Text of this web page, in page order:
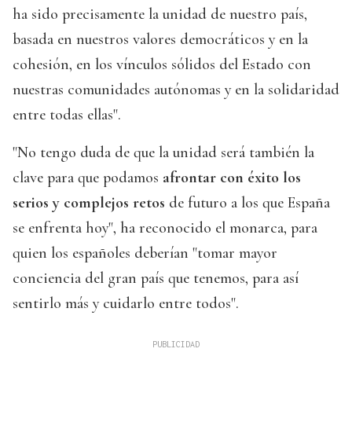
ha sido precisamente la unidad de nuestro país,
basada en nuestros valores democráticos y en la
cohesión, en los vínculos sólidos del Estado con
nuestras comunidades autónomas y en la solidaridad
entre todas ellas".
"No tengo duda de que la unidad será también la
clave para que podamos afrontar con éxito los
serios y complejos retos de futuro a los que España
se enfrenta hoy", ha reconocido el monarca, para
quien los españoles deberían "tomar mayor
conciencia del gran país que tenemos, para así
sentirlo más y cuidarlo entre todos".